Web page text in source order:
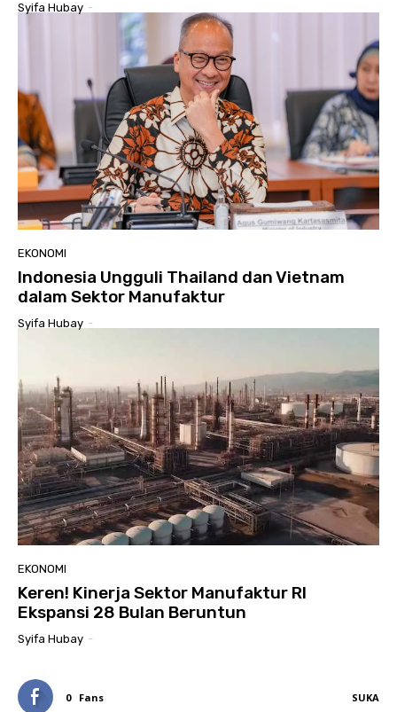
Syifa Hubay -
EKONOMI
Indonesia Ungguli Thailand dan Vietnam
dalam Sektor Manufaktur
Syifa Hubay -
EKONOMI
Keren! Kinerja Sektor Manufaktur RI
Ekspansi 28 Bulan Beruntun
Syifa Hubay -
0 Fans SUKA